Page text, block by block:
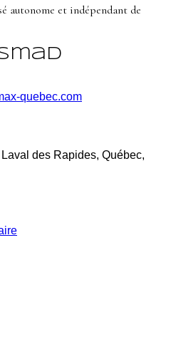
autonome et indépendant de
quebec.com
des Rapides, Québec,